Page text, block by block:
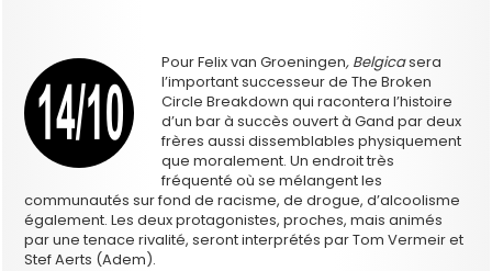
Pour Felix van Groeningen, Belgicasera
l’important successeur de The Broken
Circle Breakdown qui racontera l’histoire
d’un bar à succès ouvert à Gand par deux
frères aussi dissemblables physiquement
que moralement. Un endroit très
fréquenté où se mélangent les
communautés sur fond de racisme, de drogue, d’alcoolisme
également. Les deux protagonistes, proches, mais animés
par une tenace rivalité, seront interprétés par Tom Vermeir et
Stef Aerts (Adem).